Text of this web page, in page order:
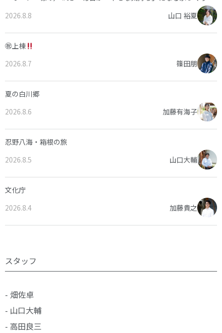
2026.8.8
山口 裕夏
㊗上棟
2026.8.7
篠田朋
夏の白川郷
2026.8.6
加藤有海子
忍野八海・箱根の旅
2026.8.5
山口大輔
文化庁
2026.8.4
加藤貴之
スタッフ
- 畑佐卓
- 山口大輔
- 高田良三